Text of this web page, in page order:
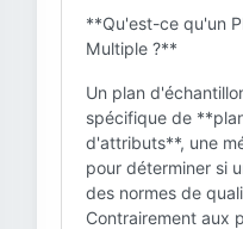
**Qu'est-ce qu'un
Multiple ?**
Un plan
spécifique de
d'attributs**, une
pour déterminer si
des normes de
Contrairement aux